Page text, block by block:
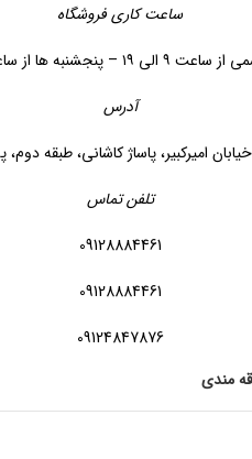
ساعت کاری فروشگاه
– پنجشنبه ها از ساعت ۹ الی ۱۴
آدرس
امیرکبیر، پاساژ کاشانی، طبقه دوم،
تلفن تماس
09128884461
09128884461
09124847876
مندی